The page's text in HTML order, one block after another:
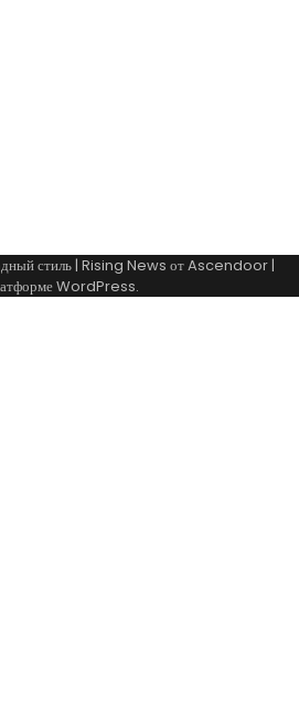
стиль| Rising News отAscendoor|
WordPress.